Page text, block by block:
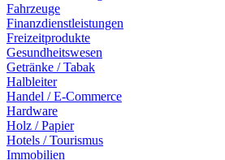
Fahrzeuge
Finanzdienstleistungen
Freizeitprodukte
Gesundheitswesen
Getränke / Tabak
Halbleiter
Handel / E-Commerce
Hardware
Holz / Papier
Hotels / Tourismus
Immobilien